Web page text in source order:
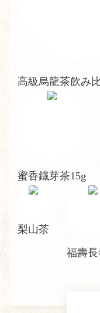
高級烏龍茶飲み
蜜香鐡芽茶15g
梨山茶
福壽